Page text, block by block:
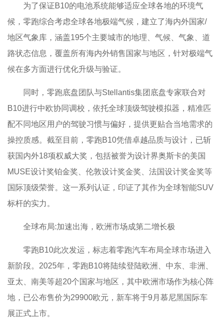
为了保证B10的电池系统能够适应全球各地的环境气
候，零跑综合考虑全球各地极端气候，建立了海内外国家/
地区气象库，涵盖195个主要城市的地理、气候、气象、道
路状态信息，覆盖所有海内外销售国家与地区，针对极端气
候在多方面进行优化升级与验证。
同时，零跑底盘团队与Stellantis集团底盘专家联合对
B10进行中欧协同调校，依托全球顶级驾驶模拟器，精准匹
配不同地区用户的驾驶习惯与偏好，提供更贴合当地需求的
操控质感。截至目前，零跑B10凭借卓越品质与设计，已斩
获国内外18项权威大奖，包括被誉为设计界奥斯卡的美国
MUSE设计奖铂金奖、伦敦设计奖金奖、法国设计奖金奖等
国际顶级荣誉。这一系列认证，印证了其作为全球智能SUV
标杆的实力。
全球布局:加速出海，欧洲市场成第二增长极
零跑B10此次发运，标志着零跑汽车布局全球市场进入
新阶段。2025年，零跑B10将陆续登陆欧洲、中东、非洲、
亚太、南美等超20个国家与地区，其中欧洲市场作为核心阵
地，已公布售价为29900欧元，新车将于9月慕尼黑国际车
展正式上市。